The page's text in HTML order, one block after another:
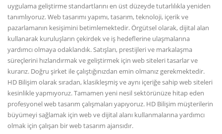
uygulama geliştirme standartlarını en üst düzeyde tutarlılıkla yeniden
tanımlıyoruz. Web tasarımı yapımı, tasarım, teknoloji, içerik ve
pazarlamanın kesişimini betimlemektedir. Örgütsel olarak, dijital alan
kullanarak kuruluşların çekirdek ve iş hedeflerine ulaşmalarına
yardımcı olmaya odaklandık. Satışları, prestijleri ve markalaşma
süreçlerini hızlandırmak ve geliştirmek için web siteleri tasarlar ve
kurarız. Doğru şirket ile çalıştığınızdan emin olmanız gerekmektedir.
HD Bilişim olarak sıradan, klasikleşmiş ve aynı içeriğe sahip web siteleri
kesinlikle yapmıyoruz. Tamamen yeni nesil sektörünüze hitap eden
profesyonel web tasarım çalışmaları yapıyoruz. HD Bilişim müşterilerin
büyümeyi sağlamak için web ve dijital alanı kullanmalarına yardımcı
olmak için çalışan bir web tasarım ajansıdır.